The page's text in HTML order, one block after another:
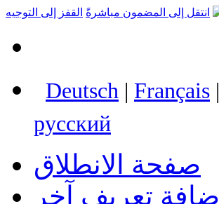
انتقل إلى المضمون مباشرةً القفز إلى التوجيه
Deutsch | Français |
русский
صفحة الانطلاق
إضافة تعريف آخر